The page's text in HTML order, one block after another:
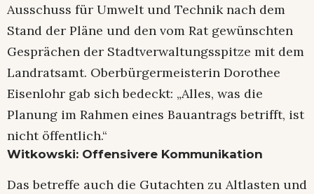
Ausschuss für Umwelt und Technik nach dem
Stand der Pläne und den vom Rat gewünschten
Gesprächen der Stadtverwaltungsspitze mit dem
Landratsamt. Oberbürgermeisterin Dorothee
Eisenlohr gab sich bedeckt: „Alles, was die
Planung im Rahmen eines Bauantrags betrifft, ist
nicht öffentlich.“
Witkowski: Offensivere Kommunikation
Das betreffe auch die Gutachten zu Altlasten und